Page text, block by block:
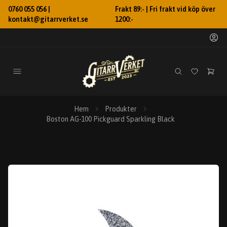
0760 055 056 |
kontakt@gitarrverket.se
Frakt 89:- | Fri frakt vid köp över
1200:-
Hem
Produkter
Boston AG-100 Pickguard Sparkling Black